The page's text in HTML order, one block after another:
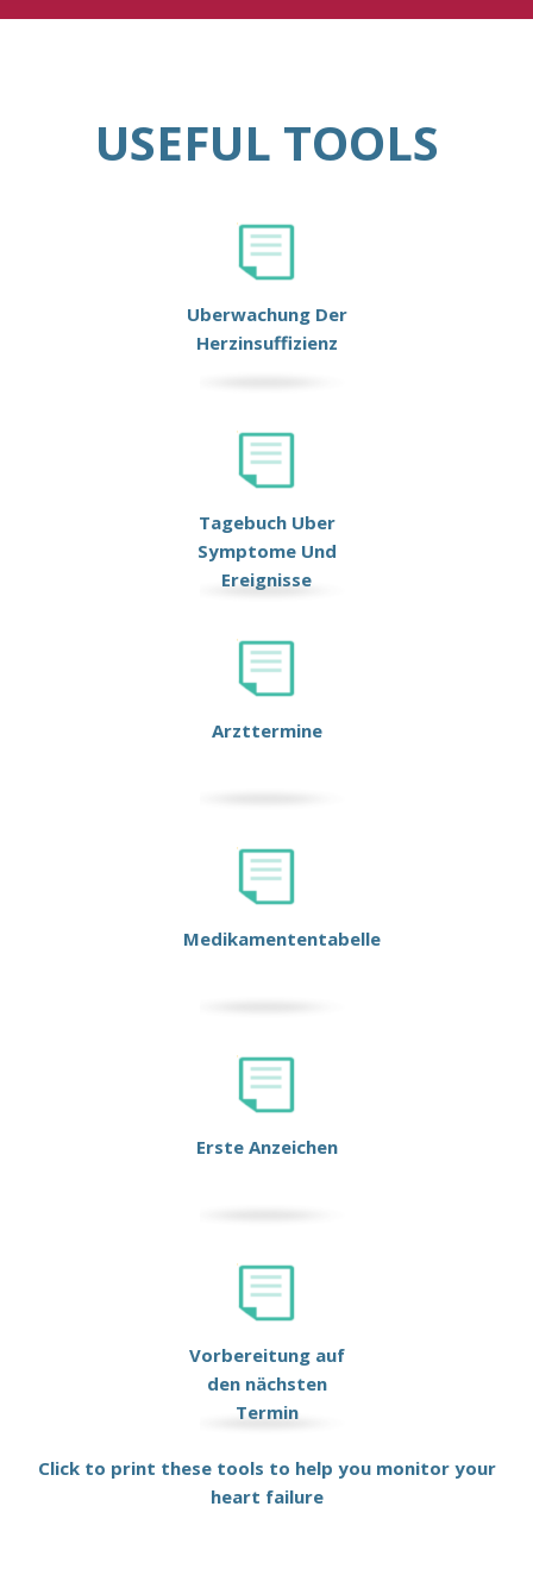
USEFUL TOOLS
Uberwachung Der
Herzinsuffizienz
Tagebuch Uber
Symptome Und
Ereignisse
Arzttermine
Medikamententabelle
Erste Anzeichen
Vorbereitung auf
den nächsten
Termin
Click to print these tools to help you monitor your
heart failure